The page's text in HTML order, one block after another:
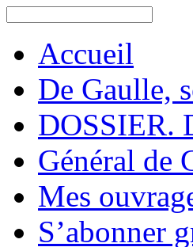
Accueil
De Gaulle,
DOSSIER.
Général de
Mes
S’abonner